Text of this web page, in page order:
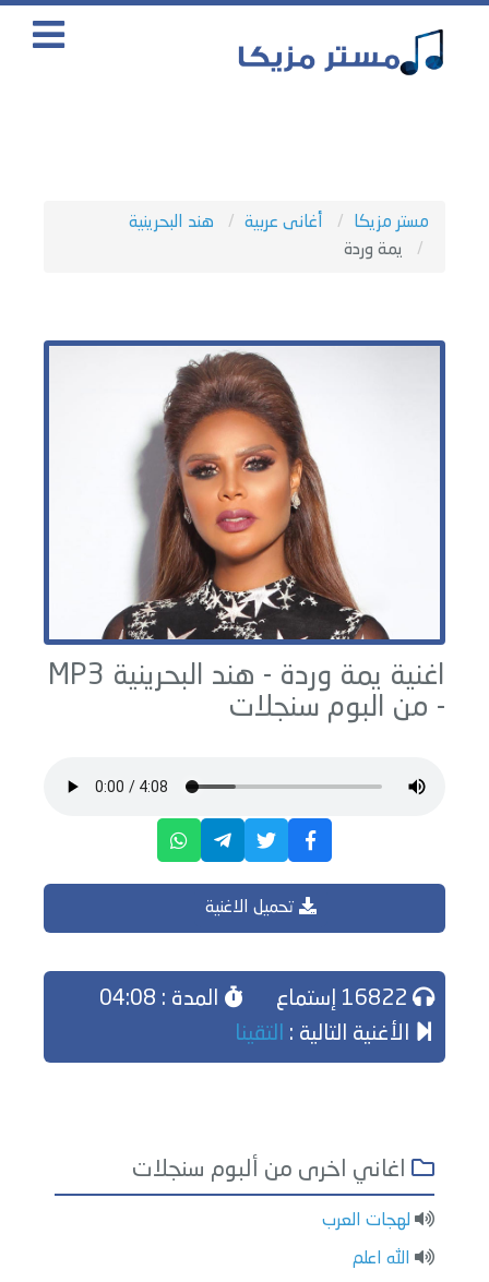
مستر مزيكا أغانى عربية
هند البحرينية
يمة وردة
اغنية يمة وردة - هند البحرينية MP3
- من البوم سنجلات
تحميل الاغنية
المدة : 04:08
الأغنية التالية :
التقينا
اغاني اخرى من ألبوم سنجلات
لهجات العرب
الله اعلم